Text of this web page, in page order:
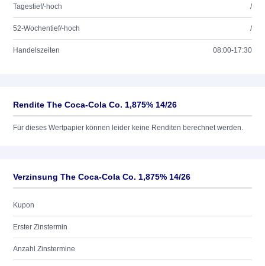
Tagestief/-hoch /
52-Wochentief/-hoch /
Handelszeiten 08:00-17:30
Rendite The Coca-Cola Co. 1,875% 14/26
Für dieses Wertpapier können leider keine Renditen berechnet werden.
Verzinsung The Coca-Cola Co. 1,875% 14/26
Kupon
Erster Zinstermin
Anzahl Zinstermine